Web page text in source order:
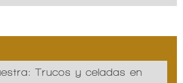
Trucos y celadas en